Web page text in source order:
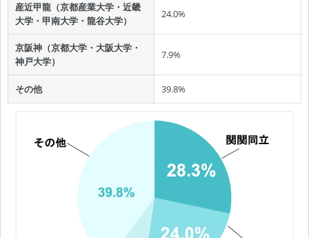
産近甲龍（京都産業大学・近畿
大学・甲南大学・龍谷大学）
24.0%
京阪神（京都大学・大阪大学・
神戸大学）
7.9%
その他 39.8%